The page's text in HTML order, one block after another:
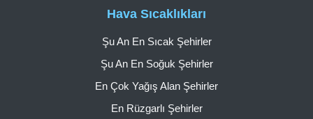
Hava Sıcaklıkları
Şu An En Sıcak Şehirler
Şu An En Soğuk Şehirler
En Çok Yağış Alan Şehirler
En Rüzgarlı Şehirler